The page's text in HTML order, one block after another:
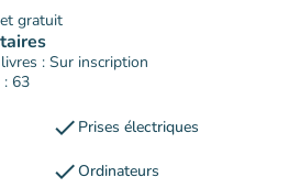
gratuit
: Sur inscription
: 63
check Prises électriques
checkOrdinateurs